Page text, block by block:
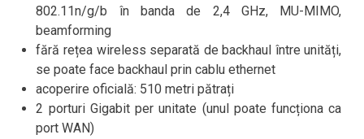
802.11n/g/b în banda de 2,4 GHz, MU-MIMO,
beamforming
fără rețea wireless separată de backhaul între unități,
se poate face backhaul prin cablu ethernet
acoperire oficială: 510 metri pătrați
2 porturi Gigabit per unitate (unul poate funcționa ca
port WAN)